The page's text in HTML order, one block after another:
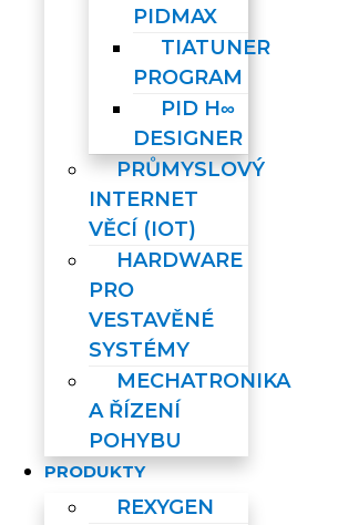
PIDMAX
TIATUNER
PROGRAM
PID H∞
DESIGNER
PRŮMYSLOVÝ
INTERNET
VĚCÍ (IOT)
HARDWARE
PRO
VESTAVĚNÉ
SYSTÉMY
MECHATRONIKA
A ŘÍZENÍ
POHYBU
PRODUKTY
REXYGEN